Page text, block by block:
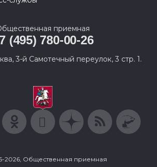
приемная
(495) 780-00-26
3-й Самотечный переулок, 3 стр. 1.
2026, Общественная приемная